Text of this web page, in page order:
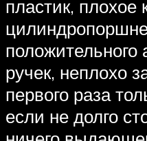
пластик, плохое
положительного
ручек, неплохо
первого раза
если не долго